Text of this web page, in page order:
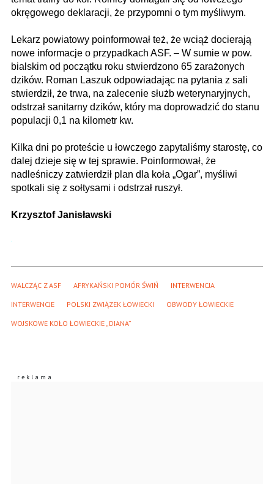
okręgowego deklaracji, że przypomni o tym myśliwym.
Lekarz powiatowy poinformował też, że wciąż docierają
nowe informacje o przypadkach ASF. – W sumie w pow.
bialskim od początku roku stwierdzono 65 zarażonych
dzików. Roman Laszuk odpowiadając na pytania z sali
stwierdził, że trwa, na zalecenie służb weterynaryjnych,
odstrzał sanitarny dzików, który ma doprowadzić do stanu
populacji 0,1 na kilometr kw.
Kilka dni po proteście u łowczego zapytaliśmy starostę, co
dalej dzieje się w tej sprawie. Poinformował, że
nadleśniczy zatwierdził plan dla koła „Ogar”, myśliwi
spotkali się z sołtysami i odstrzał ruszył.
Krzysztof Janisławski
WALCZĄC Z ASF AFRYKAŃSKI POMÓR ŚWIŃ INTERWENCJA
INTERWENCJE POLSKI ZWIĄZEK ŁOWIECKI OBWODY ŁOWIECKIE
WOJSKOWE KOŁO ŁOWIECKIE „DIANA”